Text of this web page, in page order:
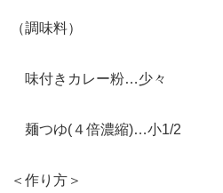
（調味料）
味付きカレー粉…少々
麺つゆ(４倍濃縮)…小1/2
＜作り方＞